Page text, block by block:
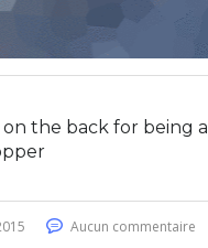
the back for being a
Aucun commentaire